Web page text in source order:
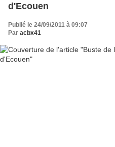
d'Ecouen
Publié le 24/09/2011 à 09:07
Par acbx41